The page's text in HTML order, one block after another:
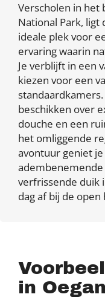
Verscholen in het
National Park, ligt
ideale plek voor
ervaring waarin
Je verblijft in een
kiezen voor een
beschikken over
douche en een
het omliggende
avontuur geniet
verfrissende duik
dag af bij de
in